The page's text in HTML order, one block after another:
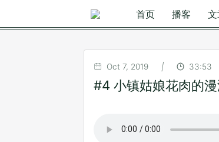
首页 播客
Oct 7, 2019 | 33:53
#4 小镇姑娘花肉的